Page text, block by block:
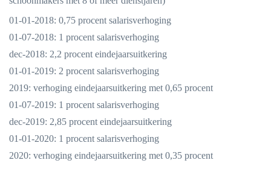
01-01-2018: 0,75 procent salarisverhoging
01-07-2018: 1 procent salarisverhoging
dec-2018: 2,2 procent eindejaarsuitkering
01-01-2019: 2 procent salarisverhoging
2019: verhoging eindejaarsuitkering met 0,65 procent
01-07-2019: 1 procent salarisverhoging
dec-2019: 2,85 procent eindejaarsuitkering
01-01-2020: 1 procent salarisverhoging
2020: verhoging eindejaarsuitkering met 0,35 procent